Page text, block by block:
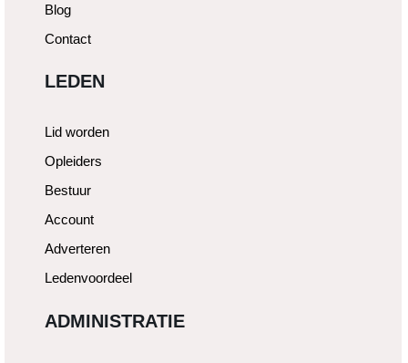
Blog
Contact
LEDEN
Lid worden
Opleiders
Bestuur
Account
Adverteren
Ledenvoordeel
ADMINISTRATIE